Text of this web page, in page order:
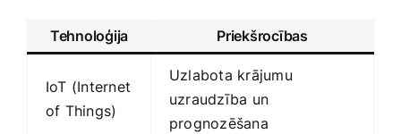
Tehnoloģija Priekšrocības
IoT (Internet
of Things)
Uzlabota krājumu
uzraudzība un
prognozēšana